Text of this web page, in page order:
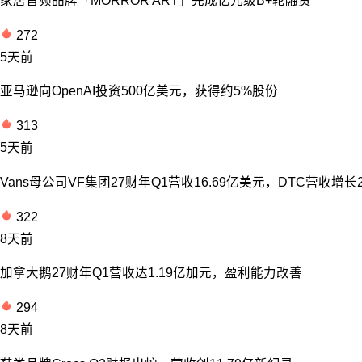
272
5天前
亚马逊向OpenAI投资500亿美元，获得约5%股份
313
5天前
Vans母公司VF集团27财年Q1营收16.69亿美元，DTC营收增长
322
8天前
加拿大鹅27财年Q1营收达1.19亿加元，盈利能力改善
294
8天前